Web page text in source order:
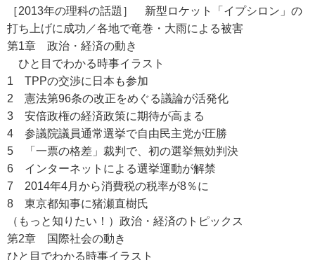
［2013年の理科の話題］ 新型ロケット「イプシロン」の
打ち上げに成功／各地で竜巻・大雨による被害
第1章 政治・経済の動き
ひと目でわかる時事イラスト
1 TPPの交渉に日本も参加
2 憲法第96条の改正をめぐる議論が活発化
3 安倍政権の経済政策に期待が高まる
4 参議院議員通常選挙で自由民主党が圧勝
5 「一票の格差」裁判で、初の選挙無効判決
6 インターネットによる選挙運動が解禁
7 2014年4月から消費税の税率が8％に
8 東京都知事に猪瀬直樹氏
（もっと知りたい！）政治・経済のトピックス
第2章 国際社会の動き
ひと目でわかる時事イラスト